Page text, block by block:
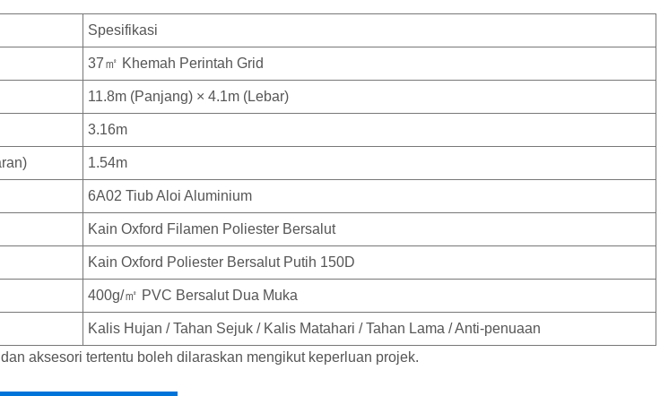
Spesifikasi
37㎡ Khemah Perintah Grid
11.8m (Panjang) × 4.1m (Lebar)
3.16m
1.54m
6A02 Tiub Aloi Aluminium
Kain Oxford Filamen Poliester Bersalut
Kain Oxford Poliester Bersalut Putih 150D
400g/㎡ PVC Bersalut Dua Muka
Kalis Hujan / Tahan Sejuk / Kalis Matahari / Tahan Lama / Anti-penuaan
aksesori tertentu boleh dilaraskan mengikut keperluan projek.